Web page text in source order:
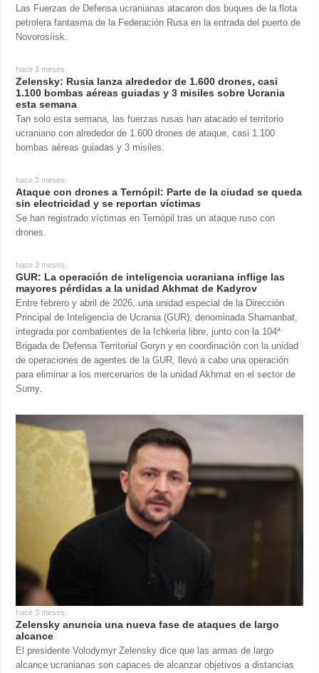
Las Fuerzas de Defensa ucranianas atacaron dos buques de la flota
petrolera fantasma de la Federación Rusa en la entrada del puerto de
Novorosíisk.
hace 3 meses
Zelensky: Rusia lanza alrededor de 1.600 drones, casi
1.100 bombas aéreas guiadas y 3 misiles sobre Ucrania
esta semana
Tan solo esta semana, las fuerzas rusas han atacado el territorio
ucraniano con alrededor de 1.600 drones de ataque, casi 1.100
bombas aéreas guiadas y 3 misiles.
hace 3 meses
Ataque con drones a Ternópil: Parte de la ciudad se queda
sin electricidad y se reportan víctimas
Se han registrado víctimas en Ternópil tras un ataque ruso con
drones.
hace 3 meses
GUR: La operación de inteligencia ucraniana inflige las
mayores pérdidas a la unidad Akhmat de Kadyrov
Entre febrero y abril de 2026, una unidad especial de la Dirección
Principal de Inteligencia de Ucrania (GUR), denominada Shamanbat,
integrada por combatientes de la Ichkeria libre, junto con la 104ª
Brigada de Defensa Territorial Goryn y en coordinación con la unidad
de operaciones de agentes de la GUR, llevó a cabo una operación
para eliminar a los mercenarios de la unidad Akhmat en el sector de
Sumy.
hace 3 meses
Zelensky anuncia una nueva fase de ataques de largo
alcance
El presidente Volodymyr Zelensky dice que las armas de largo
alcance ucranianas son capaces de alcanzar objetivos a distancias